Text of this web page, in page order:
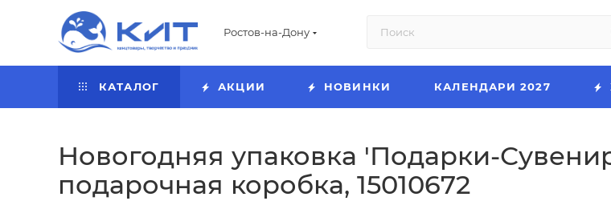
Ростов-на-Дону
КАТАЛОГ АКЦИИ НОВИНКИ КАЛЕНДАРИ 2027
Новогодняя упаковка 'Подарки-
подарочная коробка, 15010672